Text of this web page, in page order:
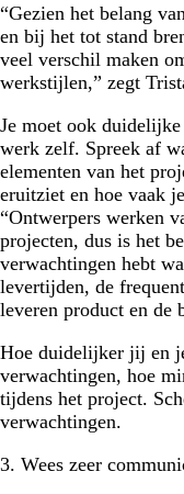
“Gezien het belang
en bij het tot stand
veel verschil maken
werkstijlen,” zegt
Je moet ook
werk zelf. Spreek af
elementen van het
eruitziet en hoe vaak
“Ontwerpers werken
projecten, dus is het
verwachtingen hebt
levertijden, de
leveren product en de
Hoe duidelijker jij en
verwachtingen, hoe
tijdens het project.
verwachtingen.
3. Wees zeer